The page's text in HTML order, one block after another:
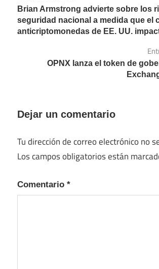
de
entradas
Brian Armstrong advierte sobre los
seguridad nacional a medida que el
anticriptomonedas de EE. UU.
OPNX lanza el token de
Dejar un comentario
Tu dirección de correo electrónico no
Los campos obligatorios están
Comentario *